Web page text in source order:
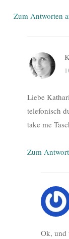
Zum Antworten
Liebe
telefonisch
take me
Zum
Ok, und